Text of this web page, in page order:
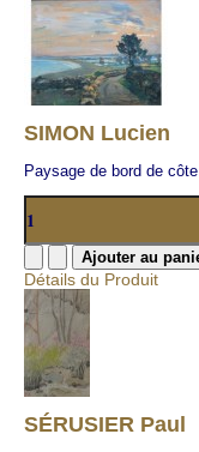
SIMON Lucien
Paysage de bord de côte
Détails du Produit
SÉRUSIER Paul